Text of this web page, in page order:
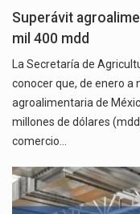
Superávit
mil 400 mdd
La Secretaría de
conocer que, de enero a
agroalimentaria de
millones de dólares
comercio…